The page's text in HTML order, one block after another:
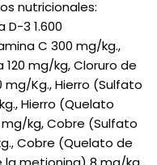
nutricionales:
D-3 1.600
C 300 mg/kg.,
120 mg/kg, Cloruro de
mg/Kg., Hierro (Sulfato
Hierro (Quelato
kg, Cobre (Sulfato
Cobre (Quelato de